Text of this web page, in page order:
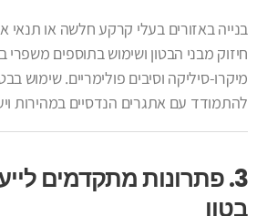
בנייה באזורים בעלי קרקע חלשה או תנאי
חיזוק מבני הבטון ושימוש בתוספים משפרי
מיקרו-סיליקה וסיבים פולימריים. שימוש ב
להתמודד עם אתגרים הנדסיים במהירות
3. פתרונות מתקדמים
בטון